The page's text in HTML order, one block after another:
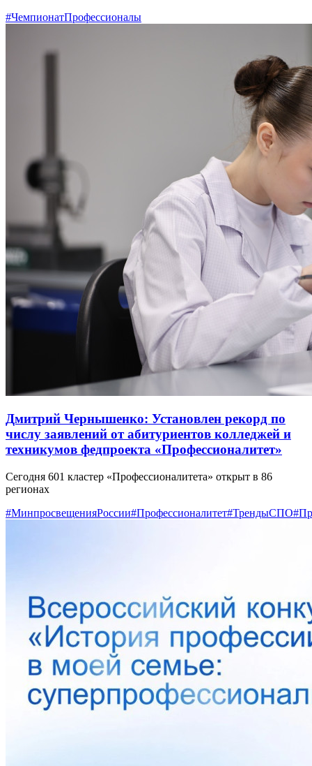
#ЧемпионатПрофессионалы
Дмитрий Чернышенко: Установлен рекорд по
числу заявлений от абитуриентов колледжей и
техникумов федпроекта «Профессионалитет»
Сегодня 601 кластер «Профессионалитета» открыт в 86
регионах
#МинпросвещенияРоссии#Профессионалитет#ТрендыСПО